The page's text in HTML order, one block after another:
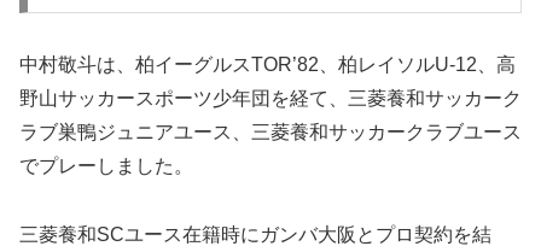
中村敬斗は、柏イーグルスTOR’82、柏レイソルU-12、高
野山サッカースポーツ少年団を経て、三菱養和サッカーク
ラブ巣鴨ジュニアユース、三菱養和サッカークラブユース
でプレーしました。
三菱養和SCユース在籍時にガンバ大阪とプロ契約を結